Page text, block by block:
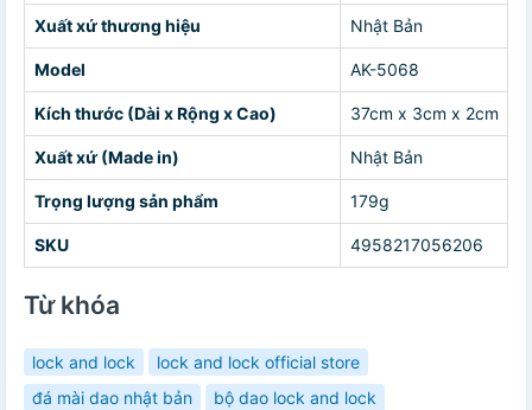
Xuất xứ thương hiệu Nhật Bản
Model AK-5068
Kích thước (Dài x Rộng x Cao) 37cm x 3cm x 2cm
Xuất xứ (Made in) Nhật Bản
Trọng lượng sản phẩm 179g
SKU 4958217056206
Từ khóa
lock and lock
lock and lock official store
đá mài dao nhật bản
bộ dao lock and lock